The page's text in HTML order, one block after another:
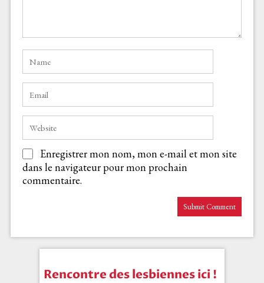
Enregistrer mon nom, mon e-mail et mon site
dans le navigateur pour mon prochain
commentaire.
Rencontre des lesbiennes ici !